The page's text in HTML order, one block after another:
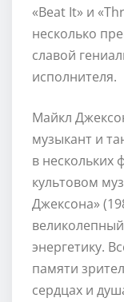
«Beat It» и
несколько
славой
исполнителя.
Майкл
музыкант и
в нескольких
культовом
Джексона»
энергетику.
памяти
сердцах и